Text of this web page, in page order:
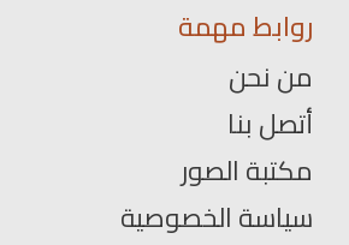
روابط مهمة
من نحن
أتصل بنا
مكتبة الصور
سياسة الخصوصية